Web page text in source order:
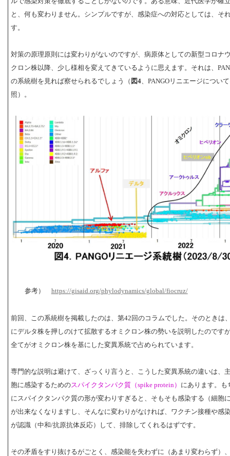
と、何も変わりません。シンプルですが、感染症への対応としては、そ
す。
対策の原理原則には変わりがないのですが、病原体としての新型コロナ
クロン株以降、少し様相を変えてきているように思えます。それは、
の系統樹を見れば察せられるでしょう（ 図4、PANGOリニエージについ
照）。
参考） https://gisaid.org/phylodynamics/global/fiocruz/
前回、この系統樹を掲載したのは、第42回のコラムでした。そのときは
にデルタ株を押しのけて拡散するオミクロン株の勢いを説明したのです
全てがオミクロン株を基にした変異系統で占められています。
専門的な説明は避けて、ざっくり言うと、こうした変異系統の違いは、
胞に感染するためのスパイクタンパク質（spike protein） にあります。も
にスパイクタンパク質の形が変わりすぎると、そもそも感染する（細胞
が出来なくなりますし、そんなに変わりがなければ、ワクチン接種や感
が認識（中和/抗原抗体反応）して、排除してくれるはずです。
その矛盾をすり抜けるがごとく、感染能を失わずに（あまり変わらず）